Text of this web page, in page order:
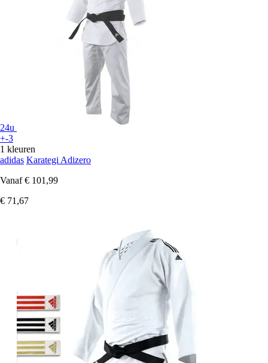
24u
+-3
1 kleuren
adidas Karategi Adizero
Vanaf € 101,99
€ 71,67